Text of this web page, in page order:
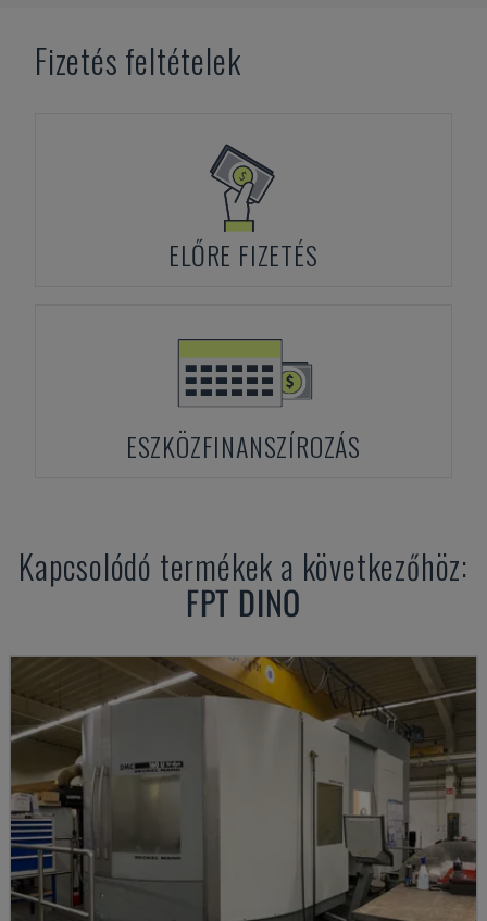
Fizetés feltételek
ELŐRE FIZETÉS
ESZKÖZFINANSZÍROZÁS
Kapcsolódó termékek a következőhöz:
FPT DINO